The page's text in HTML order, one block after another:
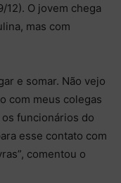
O jovem chega
mas com
e somar. Não vejo
com meus colegas
funcionários do
esse contato com
comentou o